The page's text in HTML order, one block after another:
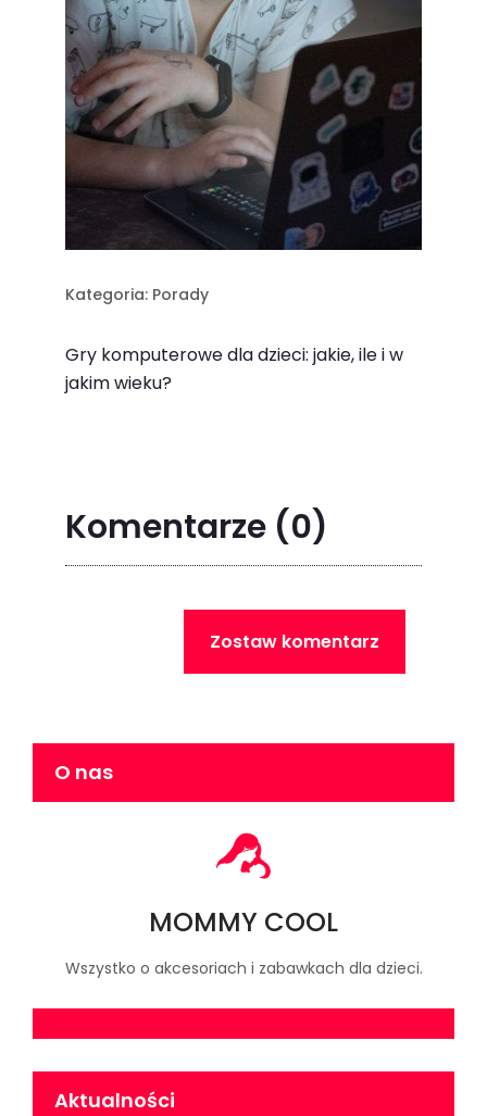
Kategoria: Porady
Gry komputerowe dla dzieci: jakie, ile i w
jakim wieku?
Komentarze (0)
Zostaw komentarz
O nas
MOMMY COOL
Wszystko o akcesoriach i zabawkach dla dzieci.
Aktualności